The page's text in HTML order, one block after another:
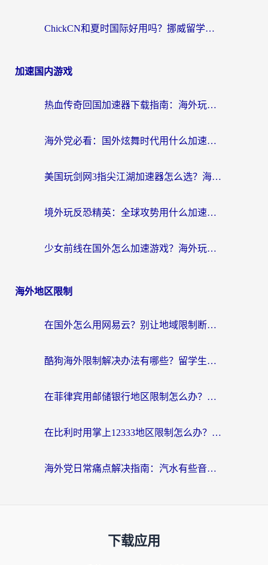
ChickCN和夏时国际好用吗？挪威留学生亲测3款回国加速器，附穿梭和加速喵对比指南
加速国内游戏
热血传奇回国加速器下载指南：海外玩家如何流畅砍怪不卡顿？
海外党必看：国外炫舞时代用什么加速器比较好？解决延迟卡顿的终极方案
美国玩剑网3指尖江湖加速器怎么选？海外党亲测避坑指南
境外玩反恐精英：全球攻势用什么加速器？2026海外玩家亲测实用指南
少女前线在国外怎么加速游戏？海外玩家必看的国服游戏畅玩指南
海外地区限制
在国外怎么用网易云？别让地域限制断了你的中文歌单——附听书社交定位解决方案
酷狗海外限制解决办法有哪些？留学生亲测有效的回国加速指南
在菲律宾用邮储银行地区限制怎么办？海外华人必看的回国加速解决方案
在比利时用掌上12333地区限制怎么办？海外华人亲测有效的回国加速方案
海外党日常痛点解决指南：汽水有些音乐在国外无法播放怎么办？
下载应用